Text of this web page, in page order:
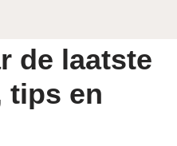
de laatste
tips en